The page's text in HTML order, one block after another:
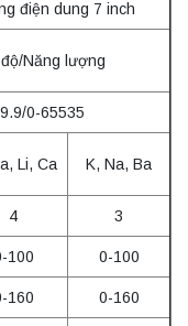
điện dung 7 inch
Năng lượng
0-65535
Li, Ca K, Na, Ba
4 3
100 0-100
160 0-160